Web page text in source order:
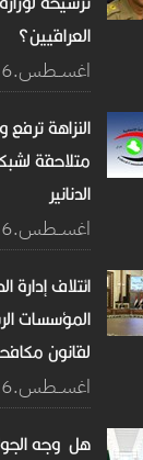
العراقيين؟
06 اغســطس.2026 - 18:10
النزاهة
متلاحقة
الدنانير
06 اغســطس.2026 - 18:07
ائتلاف
لقانون
06 اغســطس.2026 - 17:45
هل وجه